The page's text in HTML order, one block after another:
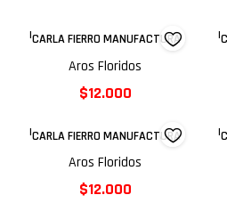
|CARLA FIERRO MANUFACTURA
Aros Floridos
$12.000
|
|CARLA FIERRO MANUFACTURA
Aros Floridos
$12.000
|